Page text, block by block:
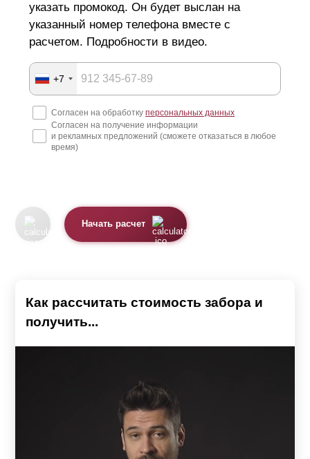
При выборе стоит учитывать вкусовые предпочтения
относительно дизайна забора. Дело в том, что
больший объем делает забор более объемным с
наличием горизонтальных линий. Соответственно
наоборот - чем меньше глубина, тем меньше изгибов
и горизонтальных линий. Заборы изготовленные из
любого размера
ламелейи глубины одинаково
соответствуют высокому качеству.
указать промокод. Он будет выслан на
указанный номер телефона вместе с
расчетом. Подробности в видео.
+7
Согласен на обработку персональных данных
Согласен на получение информации
и рекламных предложений (сможете отказаться в любое
время)
Начать расчет
Как рассчитать стоимость забора и
получить...